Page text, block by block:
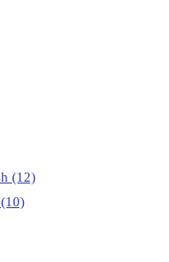
(12)
(10)